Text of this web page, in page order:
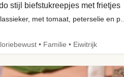
stijl biefstukreepjes met frietjes
Peruaanse klassieker, met tomaat, peterselie en paprika
• Familie • Eiwitrijk